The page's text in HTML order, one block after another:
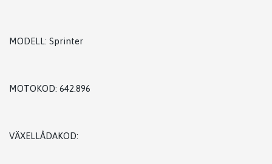
MODELL: Sprinter
MOTOKOD: 642.896
VÄXELLÅDAKOD: